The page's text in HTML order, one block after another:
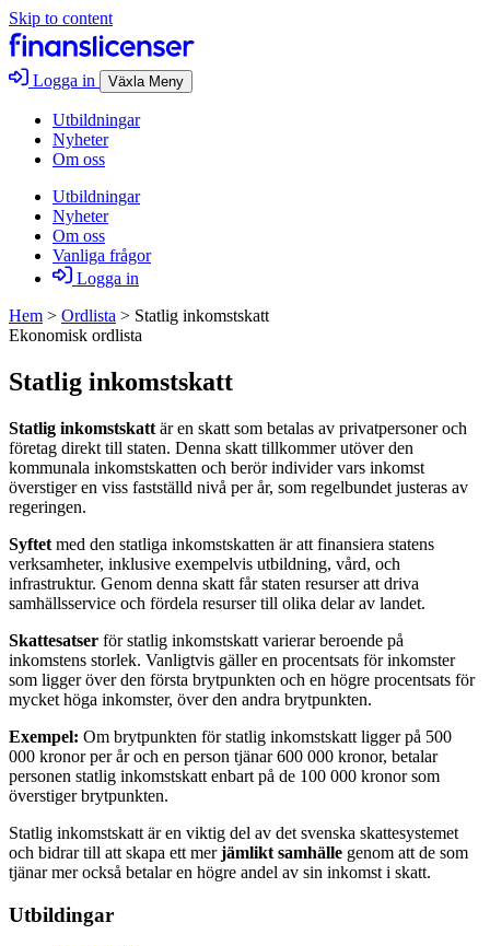
Skip to content
Logga in Växla Meny
Utbildningar
Nyheter
Om oss
Utbildningar
Nyheter
Om oss
Vanliga frågor
Logga in
Hem > Ordlista > Statlig inkomstskatt
Ekonomisk ordlista
Statlig inkomstskatt
Statlig inkomstskatt är en skatt som betalas av privatpersoner och
företag direkt till staten. Denna skatt tillkommer utöver den
kommunala inkomstskatten och berör individer vars inkomst
överstiger en viss fastställd nivå per år, som regelbundet justeras av
regeringen.
Syftet med den statliga inkomstskatten är att finansiera statens
verksamheter, inklusive exempelvis utbildning, vård, och
infrastruktur. Genom denna skatt får staten resurser att driva
samhällsservice och fördela resurser till olika delar av landet.
Skattesatser för statlig inkomstskatt varierar beroende på
inkomstens storlek. Vanligtvis gäller en procentsats för inkomster
som ligger över den första brytpunkten och en högre procentsats för
mycket höga inkomster, över den andra brytpunkten.
Exempel: Om brytpunkten för statlig inkomstskatt ligger på 500
000 kronor per år och en person tjänar 600 000 kronor, betalar
personen statlig inkomstskatt enbart på de 100 000 kronor som
överstiger brytpunkten.
Statlig inkomstskatt är en viktig del av det svenska skattesystemet
och bidrar till att skapa ett merjämlikt samhälle genom att de som
tjänar mer också betalar en högre andel av sin inkomst i skatt.
Utbildingar